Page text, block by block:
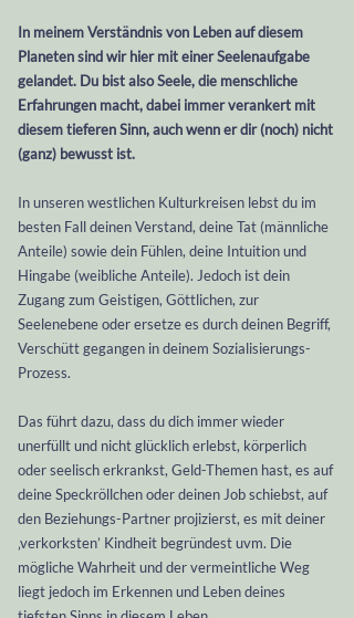
In meinem Verständnis von Leben auf diesem
Planeten sind wir hier mit einer Seelenaufgabe
gelandet. Du bist also Seele, die menschliche
Erfahrungen macht, dabei immer verankert mit
diesem tieferen Sinn, auch wenn er dir (noch) nicht
(ganz) bewusst ist.
In unseren westlichen Kulturkreisen lebst du im
besten Fall deinen Verstand, deine Tat (männliche
Anteile) sowie dein Fühlen, deine Intuition und
Hingabe (weibliche Anteile). Jedoch ist dein
Zugang zum Geistigen, Göttlichen, zur
Seelenebene oder ersetze es durch deinen Begriff,
Verschütt gegangen in deinem Sozialisierungs-
Prozess.
Das führt dazu, dass du dich immer wieder
unerfüllt und nicht glücklich erlebst, körperlich
oder seelisch erkrankst, Geld-Themen hast, es auf
deine Speckröllchen oder deinen Job schiebst, auf
den Beziehungs-Partner projizierst, es mit deiner
‚verkorksten’ Kindheit begründest uvm. Die
mögliche Wahrheit und der vermeintliche Weg
liegt jedoch im Erkennen und Leben deines